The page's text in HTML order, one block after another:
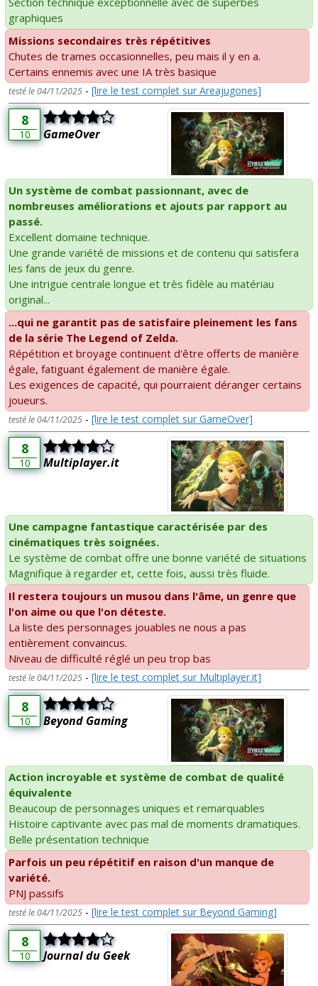
graphiques
Missions secondaires très répétitives
Chutes de trames occasionnelles, peu mais il y en a.
Certains ennemis avec une IA très basique
testé le 04/11/2025 - [lire le test complet sur Areajugones]
8
10 GameOver
Un système de combat passionnant, avec de
nombreuses améliorations et ajouts par rapport au
passé.
Excellent domaine technique.
Une grande variété de missions et de contenu qui satisfera
les fans de jeux du genre.
Une intrigue centrale longue et très fidèle au matériau
original...
...qui ne garantit pas de satisfaire pleinement les fans
de la série The Legend of Zelda.
Répétition et broyage continuent d'être offerts de manière
égale, fatiguant également de manière égale.
Les exigences de capacité, qui pourraient déranger certains
joueurs.
testé le 04/11/2025 - [lire le test complet sur GameOver]
8
10 Multiplayer.it
Une campagne fantastique caractérisée par des
cinématiques très soignées.
Le système de combat offre une bonne variété de situations
Magnifique à regarder et, cette fois, aussi très fluide.
Il restera toujours un musou dans l'âme, un genre que
l'on aime ou que l'on déteste.
La liste des personnages jouables ne nous a pas
entièrement convaincus.
Niveau de difficulté réglé un peu trop bas
testé le 04/11/2025 - [lire le test complet sur Multiplayer.it]
8
10 Beyond Gaming
Action incroyable et système de combat de qualité
équivalente
Beaucoup de personnages uniques et remarquables
Histoire captivante avec pas mal de moments dramatiques.
Belle présentation technique
Parfois un peu répétitif en raison d'un manque de
variété.
PNJ passifs
testé le 04/11/2025 - [lire le test complet sur Beyond Gaming]
8
10 Journal du Geek